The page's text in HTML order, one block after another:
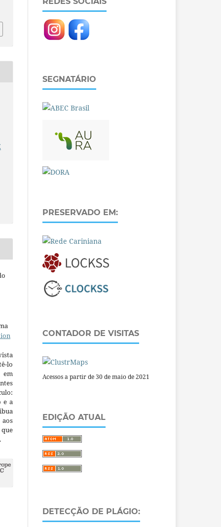
lo
em
e a
SEGNATÁRIO
PRESERVADO EM:
CONTADOR DE VISITAS
Acessos a partir de 30 de maio de 2021
EDIÇÃO ATUAL
DETECÇÃO DE PLÁGIO: